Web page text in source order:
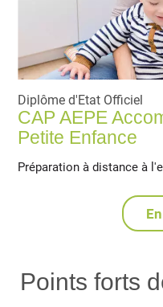
Diplôme d'Etat Officiel
CAP AEPE
Petite Enfance
Préparation à distance à
Points forts